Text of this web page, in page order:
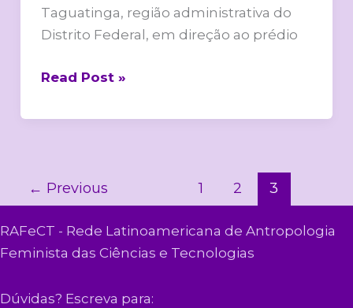
Taguatinga, região administrativa do
Distrito Federal, em direção ao prédio
Read Post »
← Previous 1 2 3
RAFeCT - Rede Latinoamericana de Antropologia
Feminista das Ciências e Tecnologias
Dúvidas? Escreva para: